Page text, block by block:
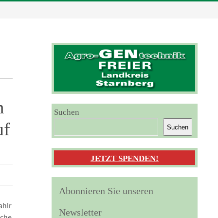
Suchen
Suchen
JETZT SPENDEN!
Abonnieren Sie unseren
Newsletter